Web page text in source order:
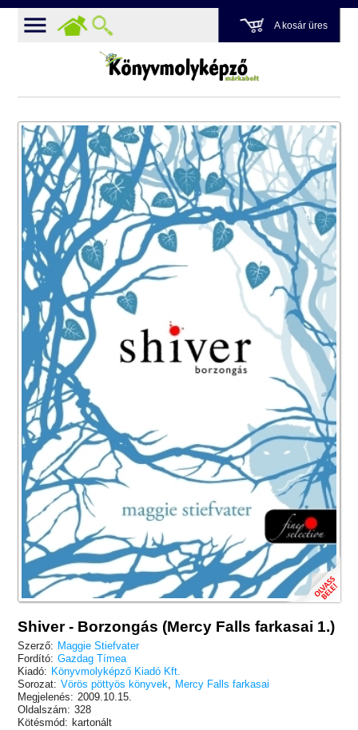
A kosár üres
Shiver - Borzongás (Mercy Falls farkasai 1.)
Szerző: Maggie Stiefvater
Fordító: Gazdag Tímea
Kiadó: Könyvmolyképző Kiadó Kft.
Sorozat: Vörös pöttyös könyvek, Mercy Falls farkasai
Megjelenés: 2009.10.15.
Oldalszám: 328
Kötésmód: kartonált